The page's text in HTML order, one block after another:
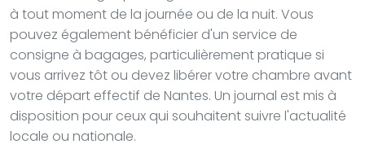
à tout moment de la journée ou de la nuit. Vous
pouvez également bénéficier d'un service de
consigne à bagages, particulièrement pratique si
vous arrivez tôt ou devez libérer votre chambre avant
votre départ effectif de Nantes. Un journal est mis à
disposition pour ceux qui souhaitent suivre l'actualité
locale ou nationale.